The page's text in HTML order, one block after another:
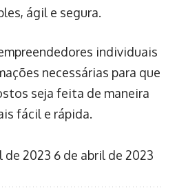
ágil e segura.
individuais
necessárias para que
seja feita de maneira
fácil e rápida.
de 2023 6 de abril de 2023